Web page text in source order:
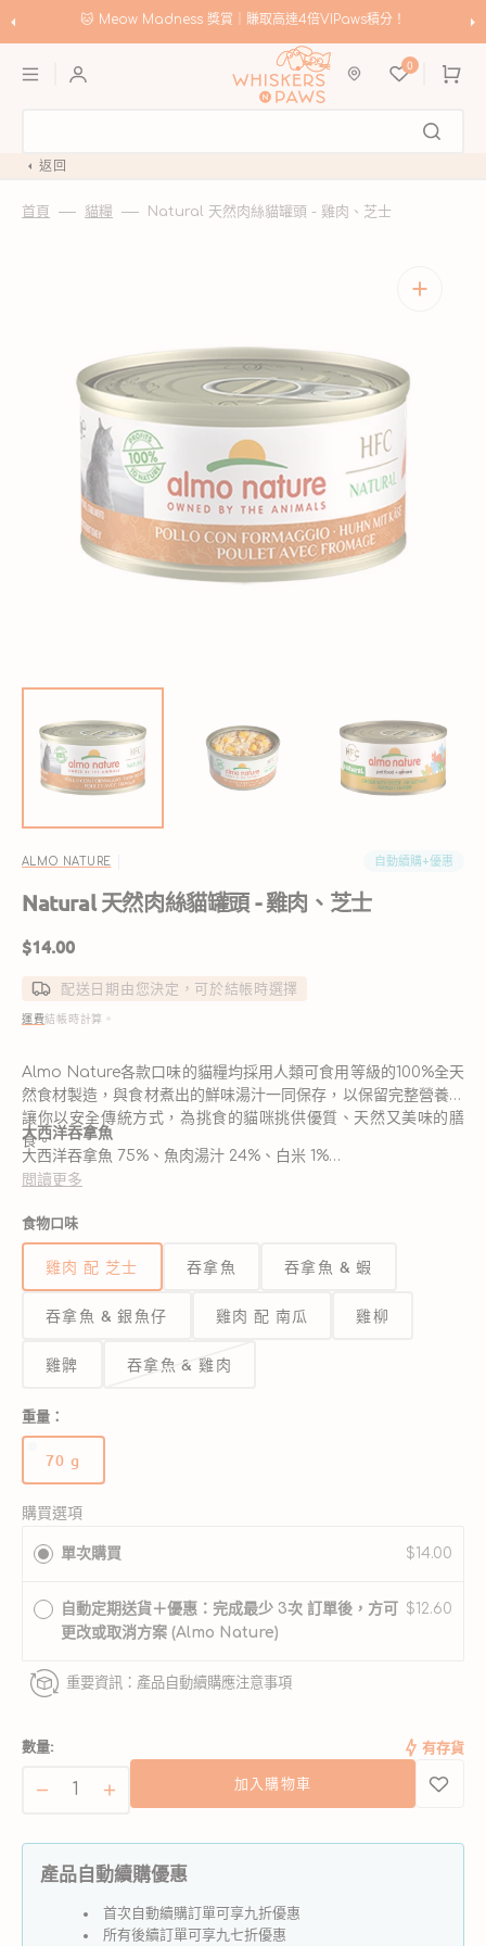
至
容
🐱 Meow Madness 獎賞｜賺取高達4倍VIPaws積分！
0
購
物
返回
首頁 貓糧 Natural 天然肉絲貓罐頭 - 雞肉、芝士
啟
圖
庫
檢
視
體
檔
案
ALMO NATURE 自動續購+優惠
Natural 天然肉絲貓罐頭 - 雞肉、芝士
定
$14.00
配送日期由您決定，可於結帳時選擇
運費結帳時計算。
Almo Nature各款口味的貓糧均採用人類可食用等級的100%全天
然食材製造，與食材煮出的鮮味湯汁一同保存，以保留完整營養，
讓你以安全傳統方式，為挑食的貓咪挑供優質、天然又美味的膳
食。
大西洋吞拿魚
大西洋吞拿魚 75%、魚肉湯汁 24%、白米 1%
雞肉&吞拿魚
三文魚
三文魚 55%、魚肉湯汁 44%、白米 1%
雞柳
雞柳 75%、雞肉湯汁 24%、白米 1%
雞肉&芝士
雞肉&南瓜
雞肉、吞拿魚&芝士
鯖魚
鯖魚 35%、白鮭魚 20%、魚肉湯汁 44%、白米 1%
三文魚&雞肉
三文魚 27.5%、雞肉 27.5%、魚肉湯汁 44%、白米 1%
吞拿魚 55%、魚肉湯汁 24%、鮮蝦 24%、白米 1%
雞肉 - 幼貓
吞拿魚&銀魚
閲讀更多
食物口味
雞肉 配 芝士 吞拿魚 吞拿魚 & 蝦
吞拿魚 & 銀魚仔 雞肉 配 南瓜 雞柳
雞髀 吞拿魚 & 雞肉
重量：
70 g
版
已
完
無
法
用
購買選項
單次購買 $14.00
自動定期送貨＋優惠：完成最少 3次 訂單後，方可
更改或取消方案 (Almo Nature)
$12.60
重要資訊：產品自動續購應注意事項
數量:
Natural
肉
Natural
肉
絲
貓
有存貨
加入購物車
產品自動續購優惠
首次自動續購訂單可享九折優惠
所有後續訂單可享九七折優惠